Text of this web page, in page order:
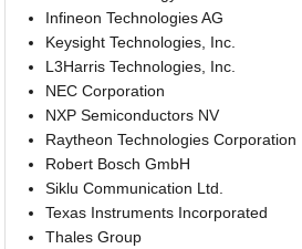
Infineon Technologies AG
Keysight Technologies, Inc.
L3Harris Technologies, Inc.
NEC Corporation
NXP Semiconductors NV
Raytheon Technologies Corporation
Robert Bosch GmbH
Siklu Communication Ltd.
Texas Instruments Incorporated
Thales Group